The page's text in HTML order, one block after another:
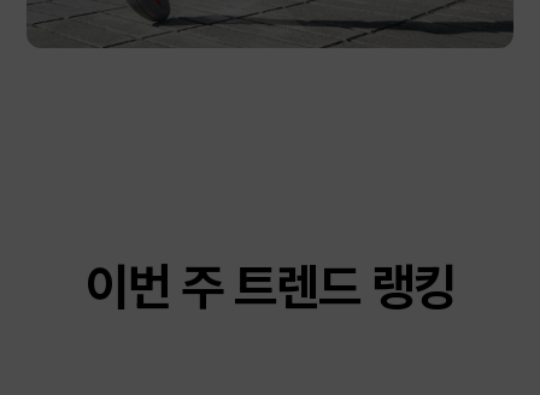
이번 주 트렌드 랭킹